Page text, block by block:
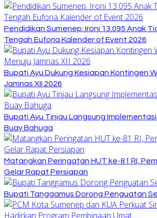
Pendidikan Sumenep: Ironi 13.095 Anak
Tengah Euforia Kalender of Event 2026
Bupati Ayu Dukung Kesiapan Kontingen
Jamnas XII 2026
Bupati Ayu Tinjau Langsung Implementasi
Buay Bahuga
Matangkan Peringatan HUT ke-81 RI,
Gelar Rapat Persiapan
Bupati Tanggamus Dorong Penguatan